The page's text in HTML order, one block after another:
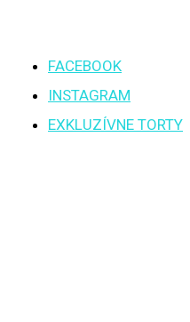
FACEBOOK
INSTAGRAM
EXKLUZÍVNE TORTY